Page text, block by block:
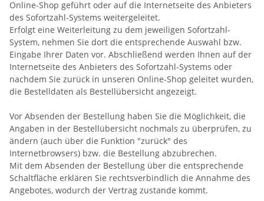
Online-Shop geführt oder auf die Internetseite des Anbieters
des Sofortzahl-Systems weitergeleitet.
Erfolgt eine Weiterleitung zu dem jeweiligen Sofortzahl-
System, nehmen Sie dort die entsprechende Auswahl bzw.
Eingabe Ihrer Daten vor. Abschließend werden Ihnen auf der
Internetseite des Anbieters des Sofortzahl-Systems oder
nachdem Sie zurück in unseren Online-Shop geleitet wurden,
die Bestelldaten als Bestellübersicht angezeigt.
Vor Absenden der Bestellung haben Sie die Möglichkeit, die
Angaben in der Bestellübersicht nochmals zu überprüfen, zu
ändern (auch über die Funktion "zurück" des
Internetbrowsers) bzw. die Bestellung abzubrechen.
Mit dem Absenden der Bestellung über die entsprechende
Schaltfläche erklären Sie rechtsverbindlich die Annahme des
Angebotes, wodurch der Vertrag zustande kommt.